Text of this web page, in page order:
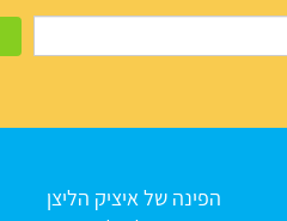
הפינה של איציק הליצן